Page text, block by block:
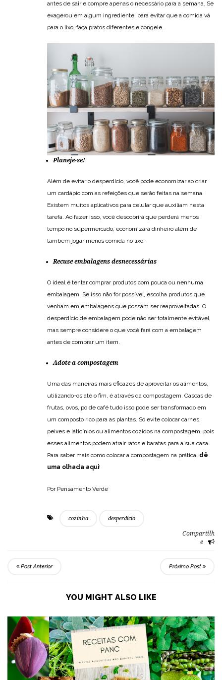
antes de sair e compre apenas o necessário para a semana. Se
exagerou em algum ingrediente, para evitar que a comida vá
para o lixo, faça pratos diferentes e congele.
Planeje-se!
Além de evitar o desperdício, você pode economizar ao criar
um cardápio com as refeições que serão feitas na semana.
Existem muitos aplicativos para celular que auxiliam nesta
tarefa. Ao fazer isso, você descobrirá que perderá menos
tempo no supermercado, economizará dinheiro além de
também jogar menos comida no lixo.
Recuse embalagens desnecessárias
O ideal é tentar comprar produtos com pouca ou nenhuma
embalagem. Se isso não for possível, escolha produtos que
venham em embalagens que possam ser reaproveitadas. O
desperdício de embalagem pode não ser totalmente evitável,
mas sempre considere o que você fará com a embalagem
antes de comprar um item.
Adote a compostagem
Uma das maneiras mais eficazes de aproveitar os alimentos,
utilizando-os até o fim, é através da compostagem. Cascas de
frutas, ovos, pó de café tudo isso pode ser transformado em
um composto rico para as plantas. Só evite colocar carnes,
peixes e laticínios ou alimentos cozidos na compostagem, pois
esses alimentos podem atrair ratos e baratas para a sua casa.
Para saber mais como colocar a compostagem na prática, dê
uma olhada aqui!
Por Pensamento Verde
cozinha desperdicio
Compartilh
e
Post Anterior Próximo Post
YOU MIGHT ALSO LIKE